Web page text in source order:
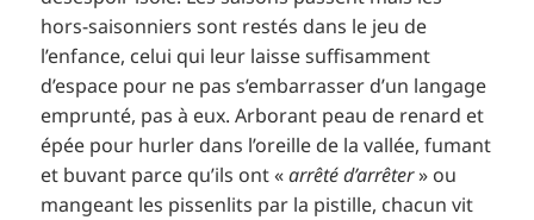
hors-saisonniers sont restés dans le jeu de
l’enfance, celui qui leur laisse suffisamment
d’espace pour ne pas s’embarrasser d’un langage
emprunté, pas à eux. Arborant peau de renard et
épée pour hurler dans l’oreille de la vallée, fumant
et buvant parce qu’ils ont «arrêté d’arrêter» ou
mangeant les pissenlits par la pistille, chacun vit